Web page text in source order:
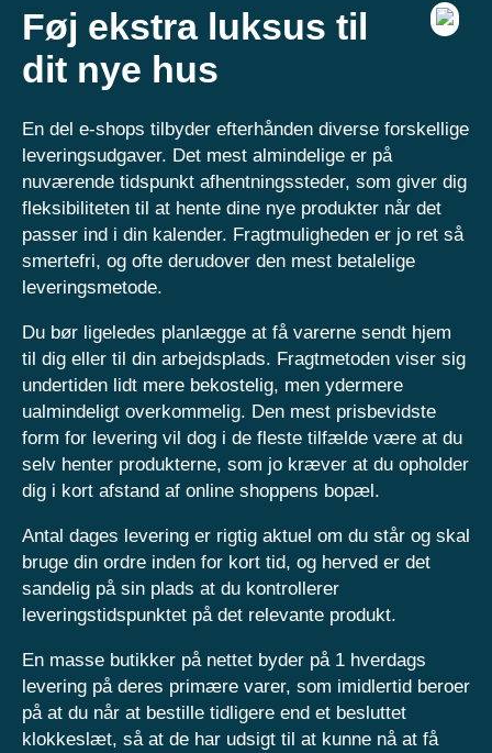
Føj ekstra luksus til
dit nye hus
En del e-shops tilbyder efterhånden diverse forskellige
leveringsudgaver. Det mest almindelige er på
nuværende tidspunkt afhentningssteder, som giver dig
fleksibiliteten til at hente dine nye produkter når det
passer ind i din kalender. Fragtmuligheden er jo ret så
smertefri, og ofte derudover den mest betalelige
leveringsmetode.
Du bør ligeledes planlægge at få varerne sendt hjem
til dig eller til din arbejdsplads. Fragtmetoden viser sig
undertiden lidt mere bekostelig, men ydermere
ualmindeligt overkommelig. Den mest prisbevidste
form for levering vil dog i de fleste tilfælde være at du
selv henter produkterne, som jo kræver at du opholder
dig i kort afstand af online shoppens bopæl.
Antal dages levering er rigtig aktuel om du står og skal
bruge din ordre inden for kort tid, og herved er det
sandelig på sin plads at du kontrollerer
leveringstidspunktet på det relevante produkt.
En masse butikker på nettet byder på 1 hverdags
levering på deres primære varer, som imidlertid beroer
på at du når at bestille tidligere end et besluttet
klokkeslæt, så at de har udsigt til at kunne nå at få